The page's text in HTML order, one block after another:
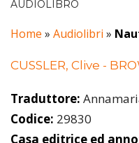
AUDIOLIBRO
Home » Audiolibri »
CUSSLER, Clive -
Traduttore:
Codice: 29830
Casa editrice ed